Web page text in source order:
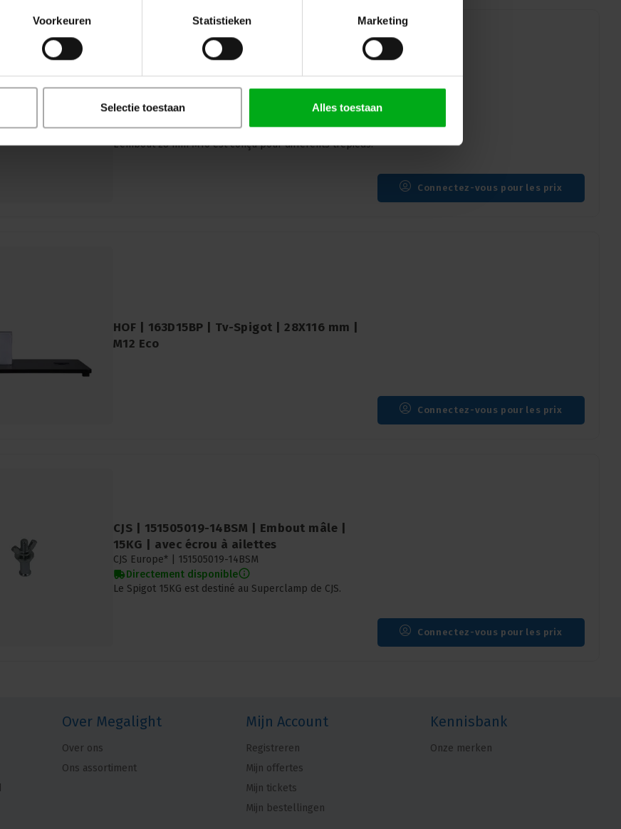
Voorkeuren Statistieken Marketing
Selectie toestaan Alles toestaan
CJS Europe* |1642811611
Directement disponible
L'embout 28 mm M10 est conçu pour différents trépieds.
Connectez-vous pour les prix
HOF | 163D15BP | Tv-Spigot | 28X116 mm |
M12 Eco
Connectez-vous pour les prix
CJS | 151505019-14BSM | Embout mâle |
15KG | avec écrou à ailettes
CJS Europe* | 151505019-14BSM
Directement disponible
Le Spigot 15KG est destiné au Superclamp de CJS.
Connectez-vous pour les prix
Over Megalight
Over ons
Ons assortiment
Mijn Account
Registreren
Mijn offertes
Mijn tickets
Mijn bestellingen
Kennisbank
Onze merken